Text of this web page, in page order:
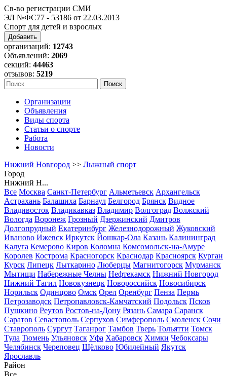
Св-во регистрации СМИ
ЭЛ №ФС77 - 53186 от 22.03.2013
Спорт для детей и взрослых
Добавить
организаций: 12743
Объявлений: 2069
секций: 44463
отзывов: 5219
Организации
Объявления
Виды спорта
Статьи о спорте
Работа
Новости
Нижний Новгород >> Лыжный спорт
Город
Нижний Н...
Все Москва Санкт-Петербург Альметьевск Архангельск
Астрахань Балашиха Барнаул Белгород Брянск Видное
Владивосток Владикавказ Владимир Волгоград Волжский
Вологда Воронеж Грозный Дзержинский Дмитров
Долгопрудный Екатеринбург Железнодорожный Жуковский
Иваново Ижевск Иркутск Йошкар-Ола Казань Калининград
Калуга Кемерово Киров Коломна Комсомольск-на-Амуре
Королев Кострома Красногорск Краснодар Красноярск Курган
Курск Липецк Лыткарино Люберцы Магнитогорск Мурманск
Мытищи Набережные Челны Нефтекамск Нижний Новгород
Нижний Тагил Новокузнецк Новороссийск Новосибирск
Норильск Одинцово Омск Орел Оренбург Пенза Пермь
Петрозаводск Петропавловск-Камчатский Подольск Псков
Пушкино Реутов Ростов-на-Дону Рязань Самара Саранск
Саратов Севастополь Серпухов Симферополь Смоленск Сочи
Ставрополь Сургут Таганрог Тамбов Тверь Тольятти Томск
Тула Тюмень Ульяновск Уфа Хабаровск Химки Чебоксары
Челябинск Череповец Щёлково Юбилейный Якутск
Ярославль
Район
Все